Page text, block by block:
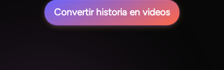
Convertir historia en videos